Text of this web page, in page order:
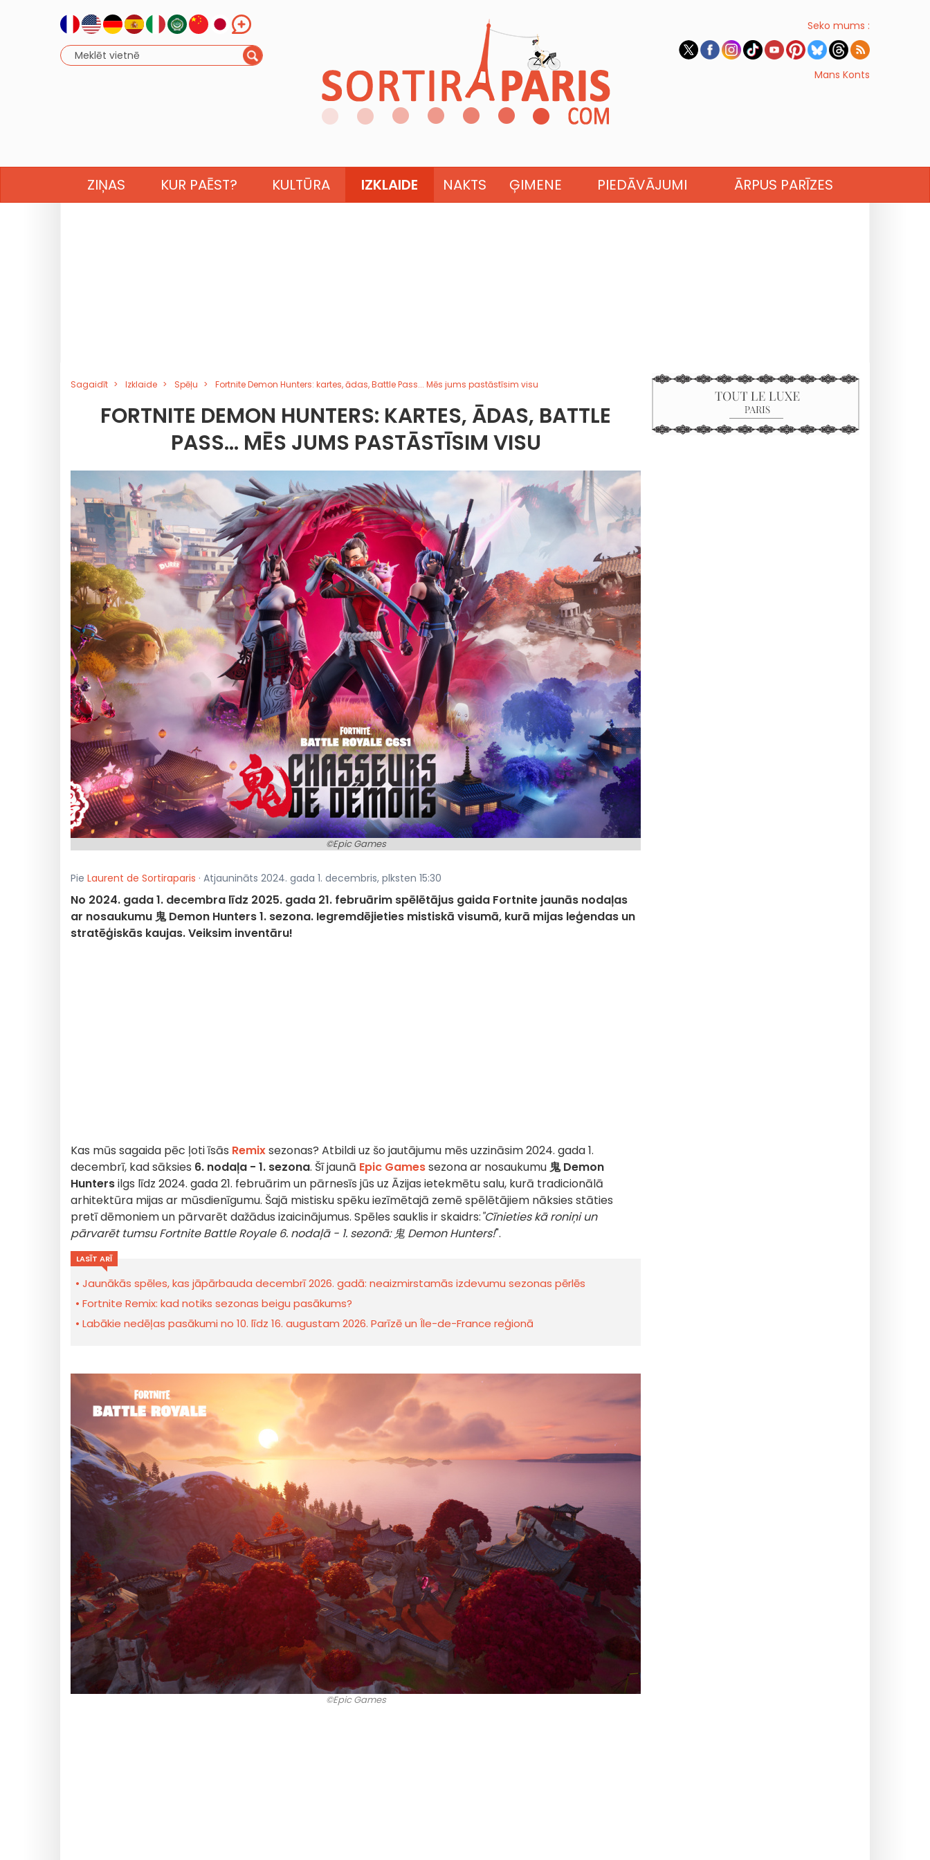
Seko mums :
Mans Konts
ZIŅAS KUR PAĒST? KULTŪRA IZKLAIDE NAKTS ĢIMENE PIEDĀVĀJUMI ĀRPUS PARĪZES
Sagaidīt Izklaide Spēļu Fortnite Demon Hunters: kartes, ādas, Battle Pass... Mēs jums pastāstīsim visu
FORTNITE DEMON HUNTERS: KARTES, ĀDAS, BATTLE
PASS... MĒS JUMS PASTĀSTĪSIM VISU
©Epic Games
Pie Laurent de Sortiraparis · Atjaunināts 2024. gada 1. decembris, plksten 15:30
No 2024. gada 1. decembra līdz 2025. gada 21. februārim spēlētājus gaida Fortnite jaunās nodaļas
ar nosaukumu 鬼 Demon Hunters 1. sezona. Iegremdējieties mistiskā visumā, kurā mijas leģendas un
stratēģiskās kaujas. Veiksim inventāru!
Kas mūs sagaida pēc ļoti īsās Remixsezonas? Atbildi uz šo jautājumu mēs uzzināsim 2024. gada 1.
decembrī, kad sāksies 6. nodaļa - 1. sezona. Šī jaunā Epic Gamessezona ar nosaukumu鬼 Demon
Huntersilgs līdz 2024. gada 21. februārim un pārnesīs jūs uz Āzijas ietekmētu salu, kurā tradicionālā
arhitektūra mijas ar mūsdienīgumu. Šajā mistisku spēku iezīmētajā zemē spēlētājiem nāksies stāties
pretī dēmoniem un pārvarēt dažādus izaicinājumus. Spēles sauklis ir skaidrs:"Cīnieties kā roniņi un
pārvarēt tumsu Fortnite Battle Royale 6. nodaļā - 1. sezonā: 鬼 Demon Hunters!".
LASĪT ARĪ
Jaunākās spēles, kas jāpārbauda decembrī 2026. gadā: neaizmirstamās izdevumu sezonas pērlēs
Fortnite Remix: kad notiks sezonas beigu pasākums?
Labākie nedēļas pasākumi no 10. līdz 16. augustam 2026. Parīzē un Île-de-France reģionā
©Epic Games